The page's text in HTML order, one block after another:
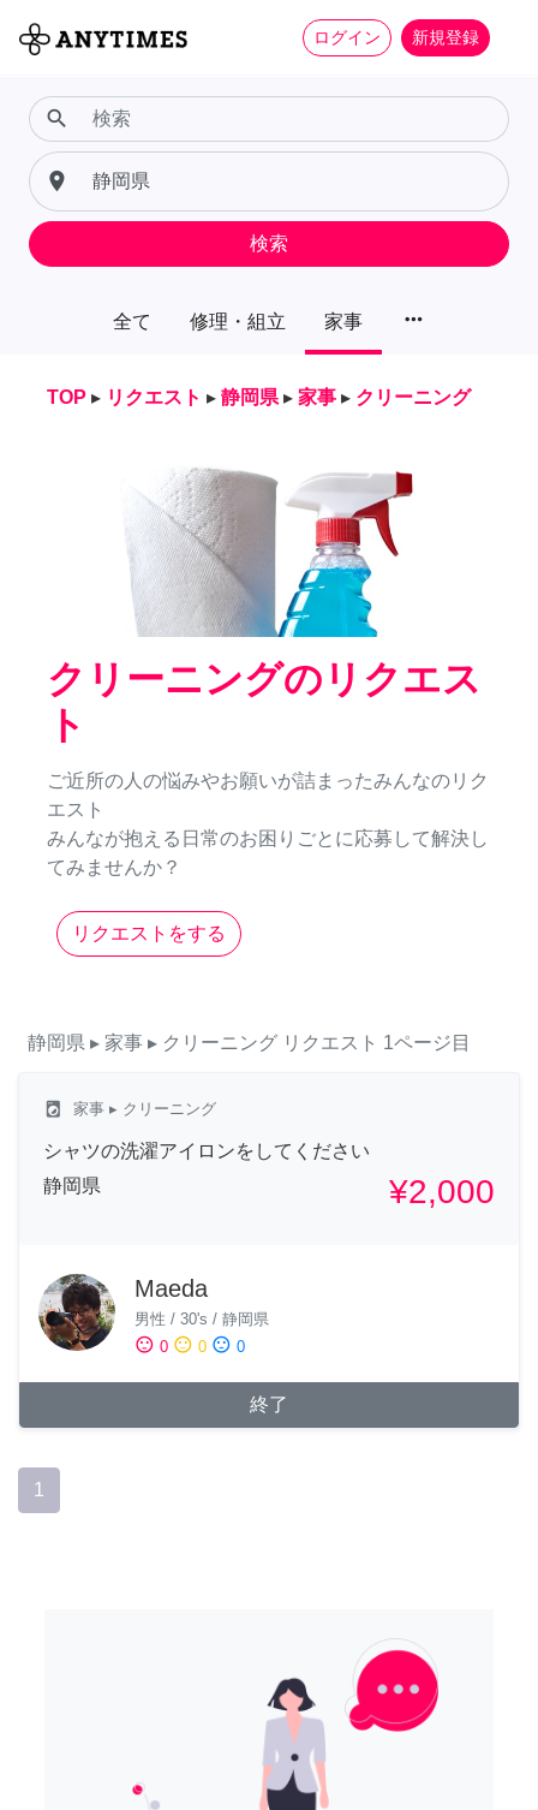
ログイン 新規登録
全て 修理・組立 家事 more_horiz
search
place
検索
TOP ▸ リクエスト ▸ 静岡県 ▸ 家事 ▸ クリーニング
クリーニングのリクエス
ト
ご近所の人の悩みやお願いが詰まったみんなのリク
エスト
みんなが抱える日常のお困りごとに応募して解決し
てみませんか？
リクエストをする
静岡県 ▸ 家事 ▸ クリーニング リクエスト 1ページ目
local_laundry_service 家事 ▸ クリーニング
シャツの洗濯アイロンをしてください
静岡県
¥2,000
Maeda
男性 / 30's / 静岡県
sentiment_satisfied 0 sentiment_neutral 0 sentiment_dissatisfied 0
終了
1